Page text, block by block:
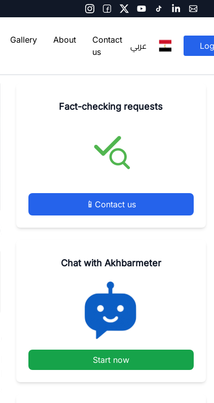
Gallery About
Contact
us
عربي
Fact-checking requests
📱 Contact us
Chat with Akhbarmeter
Start now